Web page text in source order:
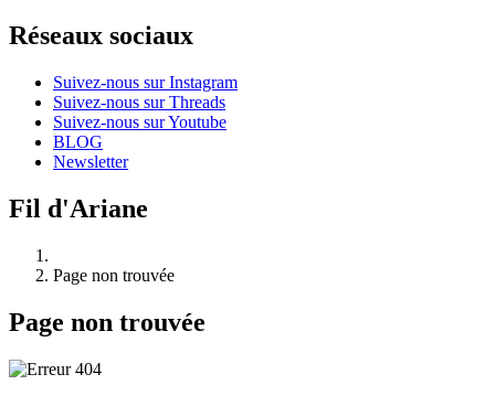
Réseaux sociaux
Suivez-nous sur Instagram
Suivez-nous sur Threads
Suivez-nous sur Youtube
BLOG
Newsletter
Fil d'Ariane
Page non trouvée
Page non trouvée